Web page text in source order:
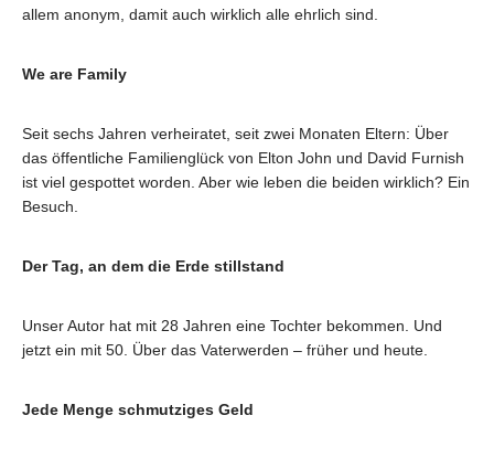
allem anonym, damit auch wirklich alle ehrlich sind.
We are Family
Seit sechs Jahren verheiratet, seit zwei Monaten Eltern: Über
das öffentliche Familienglück von Elton John und David Furnish
ist viel gespottet worden. Aber wie leben die beiden wirklich? Ein
Besuch.
Der Tag, an dem die Erde stillstand
Unser Autor hat mit 28 Jahren eine Tochter bekommen. Und
jetzt ein mit 50. Über das Vaterwerden – früher und heute.
Jede Menge schmutziges Geld